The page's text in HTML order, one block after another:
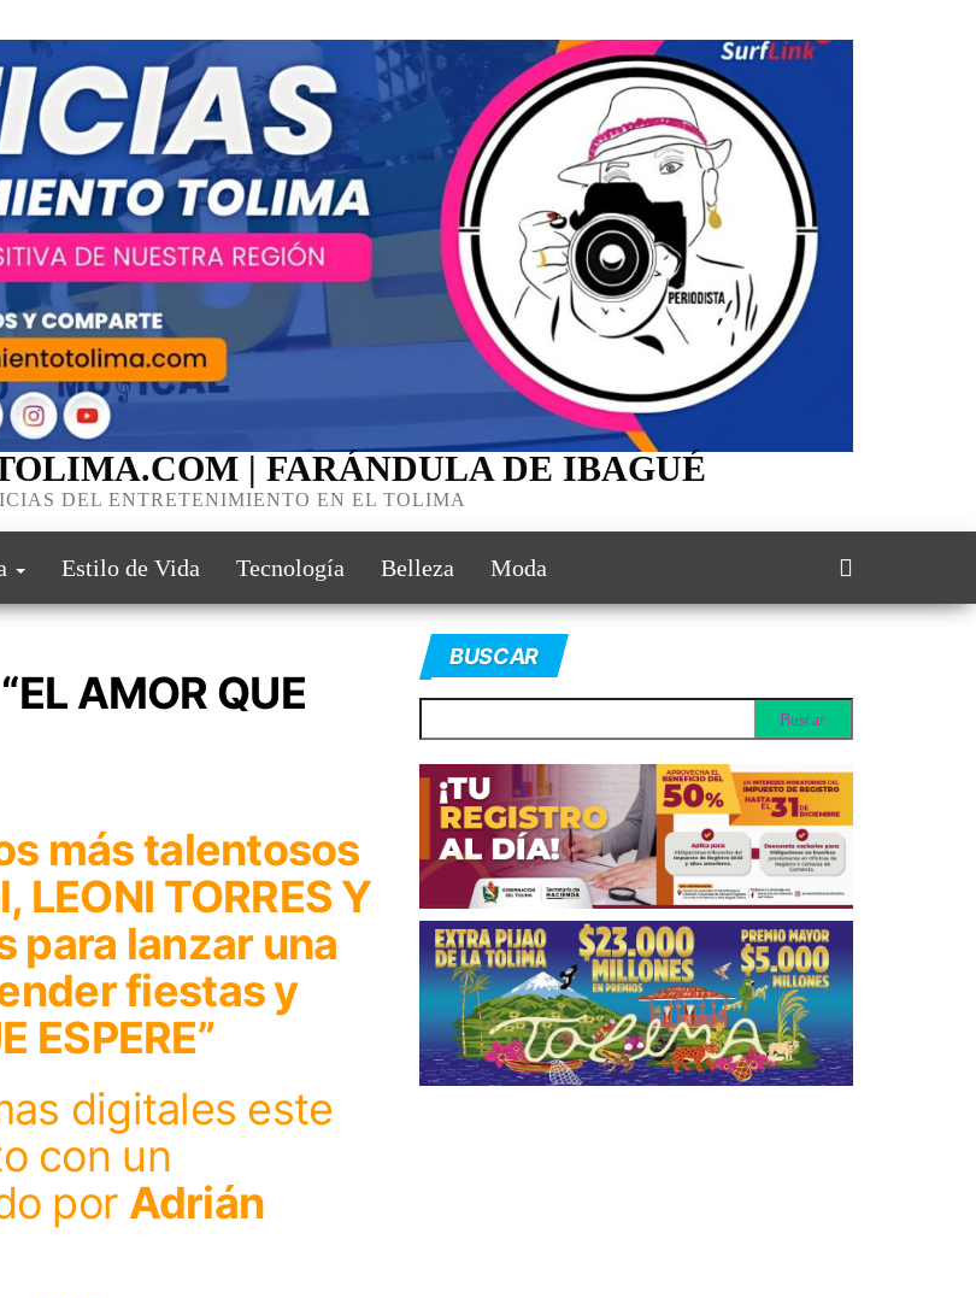
| FARÁNDULA DE IBAGUÉ
DEL ENTRETENIMIENTO EN EL TOLIMA
Estilo de Vida Tecnología Belleza Moda
AMOR QUE
más talentosos
TORRES Y
para lanzar una
fiestas y
ESPERE”
digitales este
con un
por Adrián
BUSCAR